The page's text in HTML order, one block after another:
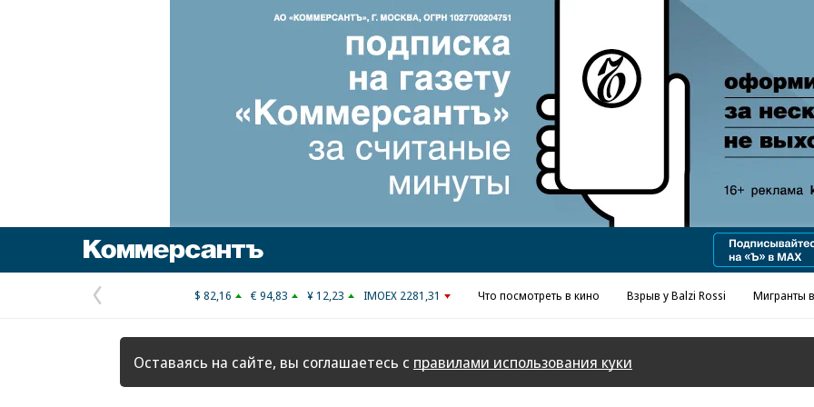
Реклама в «Ъ» www.kommersant.ru/ad
Предыдущая
страница
$ 82,16 € 94,83 ¥ 12,23 IMOEX 2281,31 Что посмотреть в кино Взрыв у Balzi Rossi Мигранты
Оставаясь на сайте, вы соглашаетесь с правилами использования куки